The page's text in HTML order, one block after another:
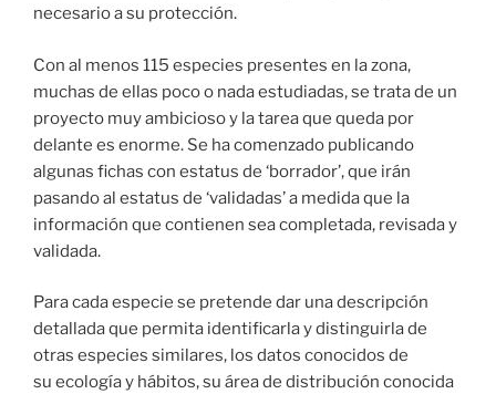
necesario a su protección.
Con al menos 115 especies presentes en la zona,
muchas de ellas poco o nada estudiadas, se trata de un
proyecto muy ambicioso y la tarea que queda por
delante es enorme. Se ha comenzado publicando
algunas fichas con estatus de ‘borrador’, que irán
pasando al estatus de ‘validadas’ a medida que la
información que contienen sea completada, revisada y
validada.
Para cada especie se pretende dar una descripción
detallada que permita identificarla y distinguirla de
otras especies similares, los datos conocidos de
su ecología y hábitos, su área de distribución conocida